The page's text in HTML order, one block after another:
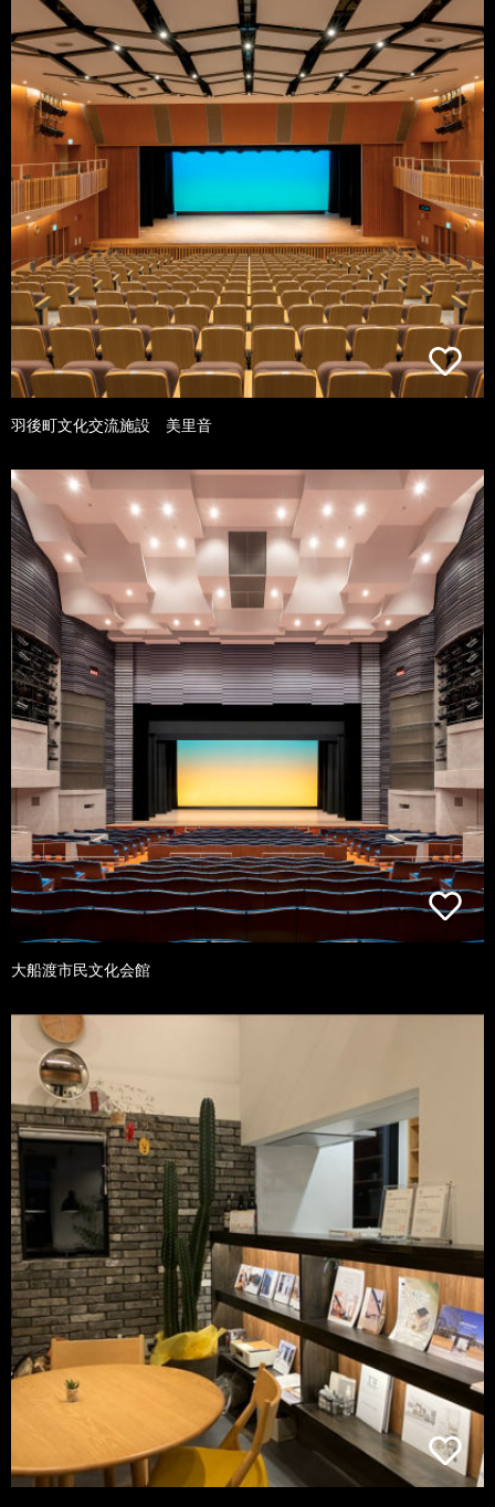
羽後町文化交流施設 美里音
大船渡市民文化会館